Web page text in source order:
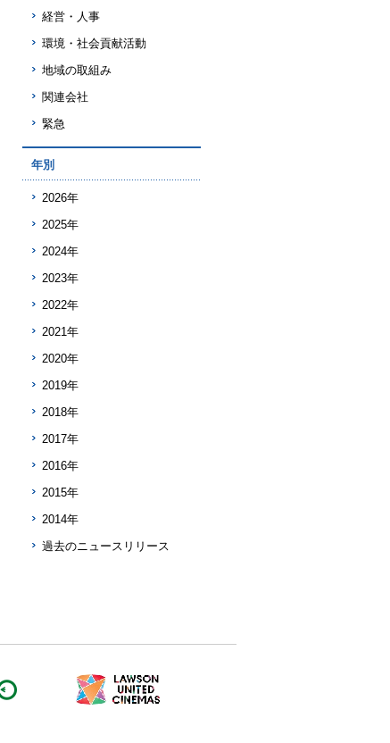
経営・人事
環境・社会貢献活動
地域の取組み
関連会社
緊急
年別
2026年
2025年
2024年
2023年
2022年
2021年
2020年
2019年
2018年
2017年
2016年
2015年
2014年
過去のニュースリリース